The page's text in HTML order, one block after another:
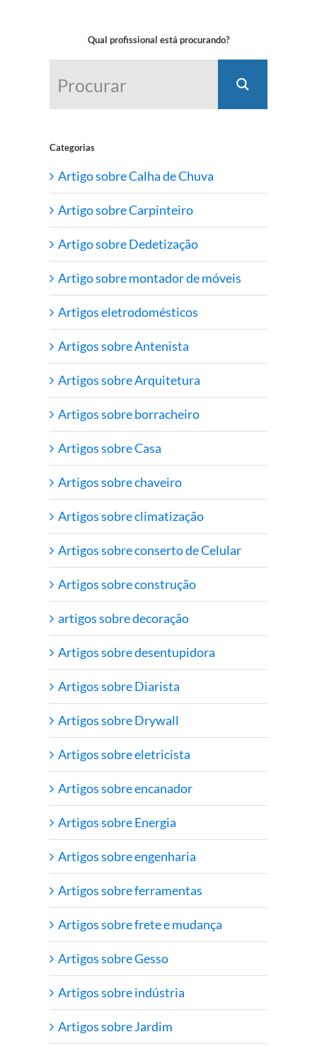
Qual profissional está procurando?
Categorias
Artigo sobre Calha de Chuva
Artigo sobre Carpinteiro
Artigo sobre Dedetização
Artigo sobre montador de móveis
Artigos eletrodomésticos
Artigos sobre Antenista
Artigos sobre Arquitetura
Artigos sobre borracheiro
Artigos sobre Casa
Artigos sobre chaveiro
Artigos sobre climatização
Artigos sobre conserto de Celular
Artigos sobre construção
artigos sobre decoração
Artigos sobre desentupidora
Artigos sobre Diarista
Artigos sobre Drywall
Artigos sobre eletricista
Artigos sobre encanador
Artigos sobre Energia
Artigos sobre engenharia
Artigos sobre ferramentas
Artigos sobre frete e mudança
Artigos sobre Gesso
Artigos sobre indústria
Artigos sobre Jardim